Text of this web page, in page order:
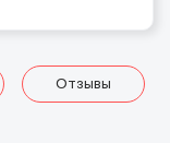
Отзывы